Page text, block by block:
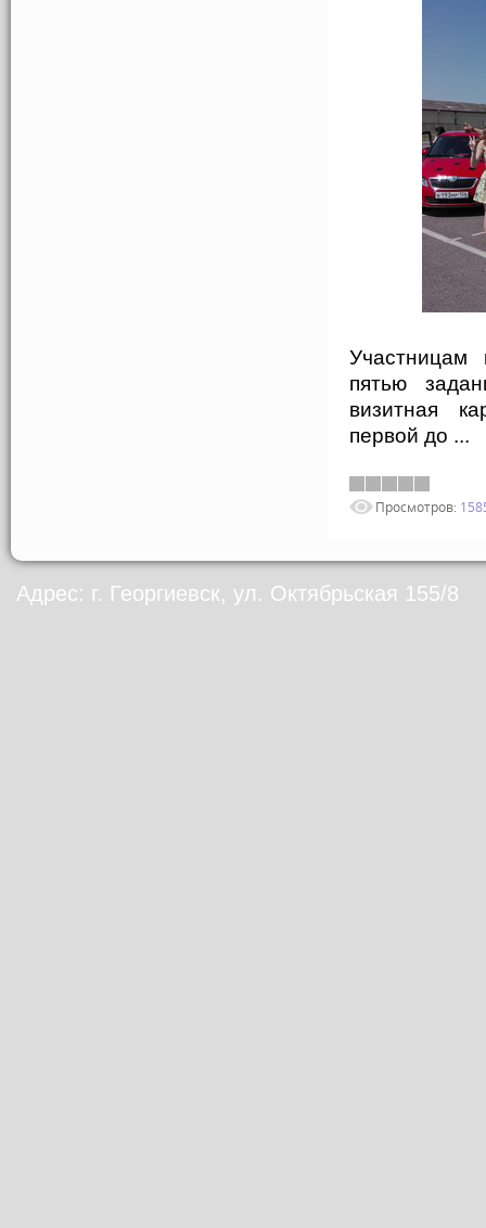
Участницам
пятью
визитная
первой до ...
Просмотров:
Адрес: г. Георгиевск, ул. Октябрьская 155/8